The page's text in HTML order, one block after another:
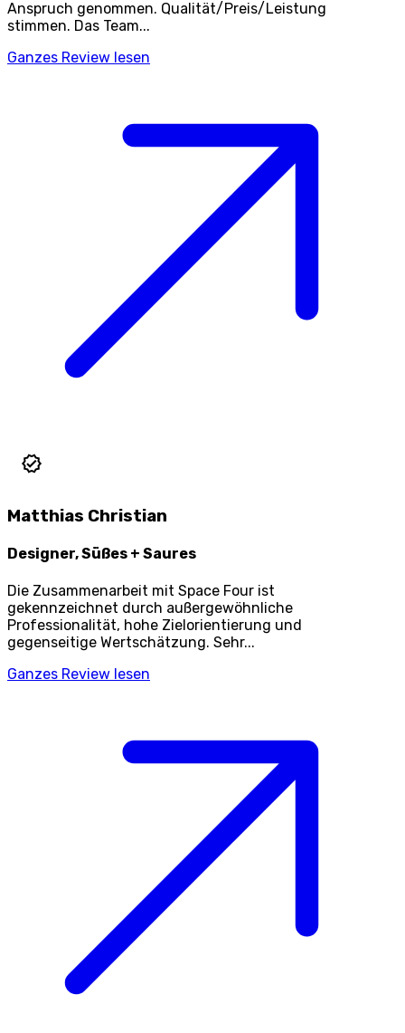
Anspruch genommen. Qualität/Preis/Leistung
stimmen. Das Team...
Ganzes Review lesen
Matthias Christian
Designer, Süßes + Saures
Die Zusammenarbeit mit Space Four ist
gekennzeichnet durch außergewöhnliche
Professionalität, hohe Zielorientierung und
gegenseitige Wertschätzung. Sehr...
Ganzes Review lesen